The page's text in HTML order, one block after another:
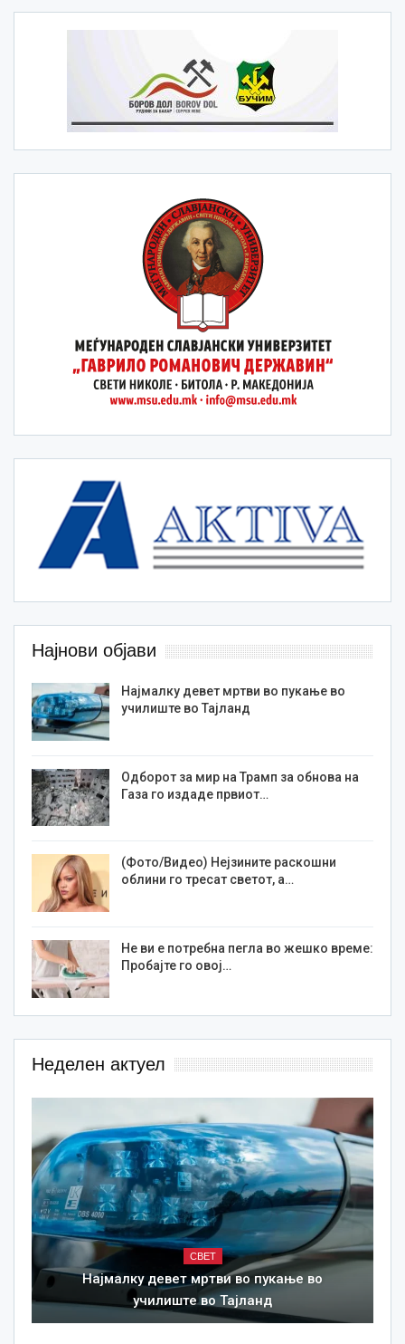
Најнови објави
Најмалку девет мртви во пукање во
училиште во Тајланд
Одборот за мир на Трамп за обнова на
Газа го издаде првиот…
(Фото/Видео) Нејзините раскошни
облини го тресат светот, а…
Не ви е потребна пегла во жешко време:
Пробајте го овој…
Неделен актуел
СВЕТ
Најмалку девет мртви во пукање во
училиште во Тајланд